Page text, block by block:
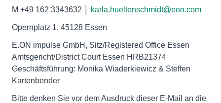
M +49 162 3343632 │ karla.hueltenschmidt@eon.com
Opernplatz 1, 45128 Essen
E.ON impulse GmbH, Sitz/Registered Office Essen
Amtsgericht/District Court Essen HRB21374
Geschäftsführung: Monika Wiaderkiewicz & Steffen
Kartenbender
Bitte denken Sie vor dem Ausdruck dieser E-Mail an die